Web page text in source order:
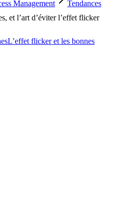
Management
Tendances
et l’art d’éviter l’effet flicker
L’effet flicker et les bonnes